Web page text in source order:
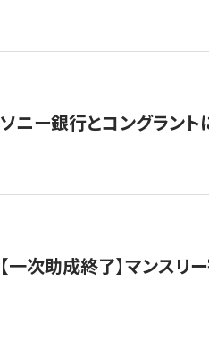
ソニー銀行とコングラント
【一次助成終了】マンス